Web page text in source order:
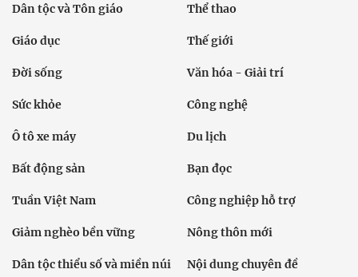
Dân tộc và Tôn giáo Thể thao
Giáo dục Thế giới
Đời sống Văn hóa - Giải trí
Sức khỏe Công nghệ
Ô tô xe máy Du lịch
Bất động sản Bạn đọc
Tuần Việt Nam Công nghiệp hỗ trợ
Giảm nghèo bền vững Nông thôn mới
Dân tộc thiểu số và miền núi Nội dung chuyên đề